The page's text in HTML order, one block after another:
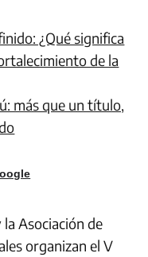
¿Qué significa
de la
más que un título,
Asociación de
organizan el V